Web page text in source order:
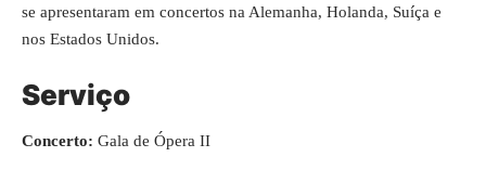
se apresentaram em concertos na Alemanha, Holanda, Suíça e
nos Estados Unidos.
Serviço
Concerto: Gala de Ópera II